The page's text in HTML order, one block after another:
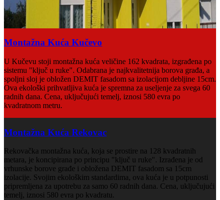
Montažna Kuća Kučevo
U Kučevu stoji montažna kuća veličine 162 kvadrata, izgrađena po
sistemu "ključ u ruke". Odabrana je najkvalitetnija borova građa, a
spoljni sloj je obložen DEMIT fasadom sa izolacijom debljine 15cm.
Ova ekološki prihvatljiva kuća je spremna za useljenje za svega 60
radnih dana. Cena, uključujući temelj, iznosi 580 evra po
kvadratnom metru.
Montažna Kuća Rekovac
Rekovačka montažna kuća, koja se prostire na 128 kvadratnih
metara, je koncipirana po principu "ključ u ruke". Izrađena je od
vrhunske borove građe i obložena DEMIT fasadom sa 15cm
izolacije. Svojim ekološkim standardima, ova kuća je u potpunosti
pripremljena za upotrebu za samo 60 radnih dana. Cena, uključujući
temelj, iznosi 580 evra po kvadratu.